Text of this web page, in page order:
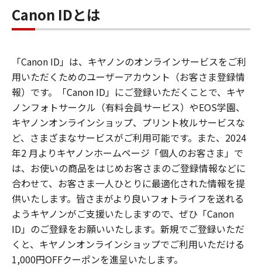
Canon IDとは
「Canon ID」は、キヤノンのオンラインサービスをご利
用いただくためのユーザーアカウント（お客さま登録情
報）です。「Canon ID」にご登録いただくことで、キヤ
ノンフォトサークル（有料会員サービス）やEOS学園、
キヤノンオンラインショップ、プリント枚ルサービスな
ど、さまざまなサービスがご利用可能です。また、2024
年2 月よりキヤノンホームページ「個人のお客さま」で
は、お使いの商品をはじめお客さまのご登録情報などに
合わせて、お客さま一人ひとりに最適化された情報を提
供いたします。皆さまがより良いフォトライフを送れる
ようキヤノンがご支援いたしますので、ぜひ「Canon
ID」のご登録をお願いいたします。新規でご登録いただ
くと、キヤノンオンラインショップでご利用いただける
1,000円OFFクーポンを進呈いたします。